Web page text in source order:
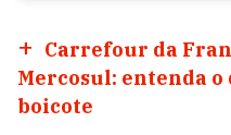
Carrefour da
Mercosul: entenda o
boicote